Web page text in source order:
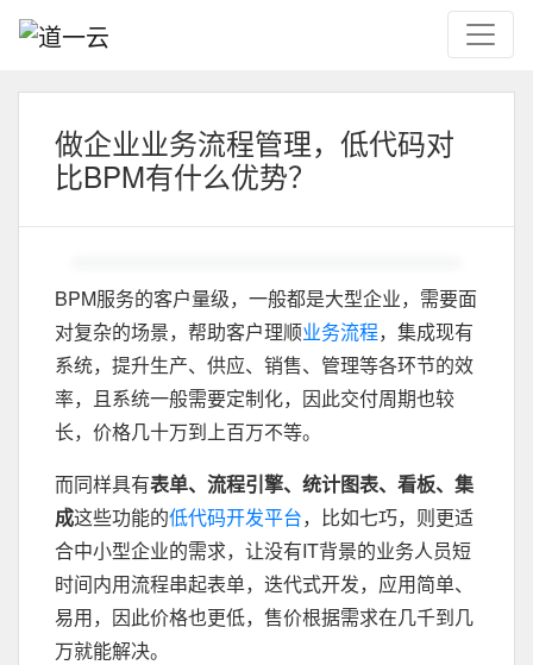
做企业业务流程管理，低代码对
比BPM有什么优势？
BPM服务的客户量级，一般都是大型企业，需要面
对复杂的场景，帮助客户理顺业务流程，集成现有
系统，提升生产、供应、销售、管理等各环节的效
率，且系统一般需要定制化，因此交付周期也较
长，价格几十万到上百万不等。
而同样具有表单、流程引擎、统计图表、看板、集
成这些功能的低代码开发平台，比如七巧，则更适
合中小型企业的需求，让没有IT背景的业务人员短
时间内用流程串起表单，迭代式开发，应用简单、
易用，因此价格也更低，售价根据需求在几千到几
万就能解决。